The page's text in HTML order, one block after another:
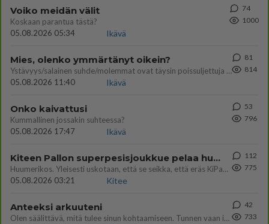
Voiko meidän välit
Koskaan parantua tästä?
05.08.2026 05:34
Ikävä
74
1000
Mies, olenko ymmärtänyt oikein?
Ystävyys/salainen suhde/molemmat ovat täysin poissuljettuja asioita? Nainen
05.08.2026 11:40
Ikävä
81
814
Onko kaivattusi
Kummallinen jossakin suhteessa?
05.08.2026 17:47
Ikävä
53
796
Kiteen Pallon superpesisjoukkue pelaa huumeiden vaikutuksen alaisena
Huumerikos. Yleisesti uskotaan, että se seikka, että eräs KiPan pelaaja kärähtää huumeista, on vain jäävuoren huippu. M
05.08.2026 03:21
Kitee
112
775
Anteeksi arkuuteni
Olen säälittävä, mitä tulee sinun kohtaamiseen. Tunnen vaan itseni todella epävarmaksi sun kanssa. Jos minun olisi pitän
42
733